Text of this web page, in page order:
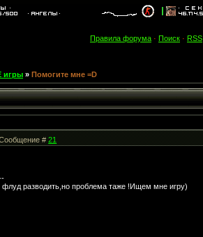
Правила форума · Поиск · RSS
игры » Помогите мне =D
Сообщение #21
флуд разводить,но проблема таже !Ищем мне игру)